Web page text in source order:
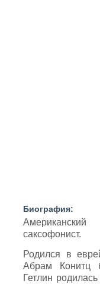
Биография:
саксофонист.
Родился в
Абрам Конитц
Гетлин